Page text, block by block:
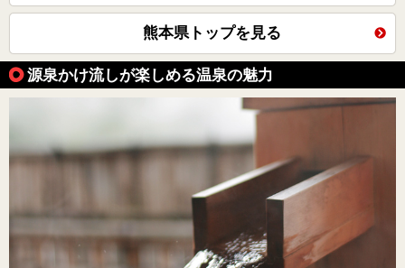
熊本県トップを見る
源泉かけ流しが楽しめる温泉の魅力